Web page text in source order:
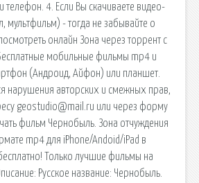
телефон. 4. Если Вы скачиваете видео-
мультфильм) - тогда не забывайте о
онлайн Зона через торрент с
мобильные фильмы mp4 и
(Андроид, Айфон) или планшет.
нарушения авторских и смежных прав,
geostudio@mail.ru или через форму
фильм Чернобыль. Зона отчуждения
mp4 для iPhone/Andoid/iPad в
Только лучшие фильмы на
Русское название: Чернобыль.